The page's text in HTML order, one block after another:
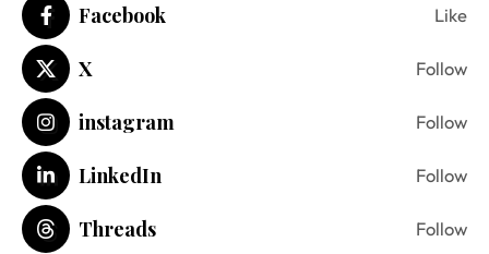
Facebook Like
X Follow
instagram Follow
LinkedIn Follow
Threads Follow